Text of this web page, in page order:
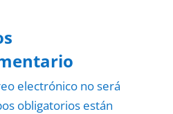
electrónico no será
obligatorios están